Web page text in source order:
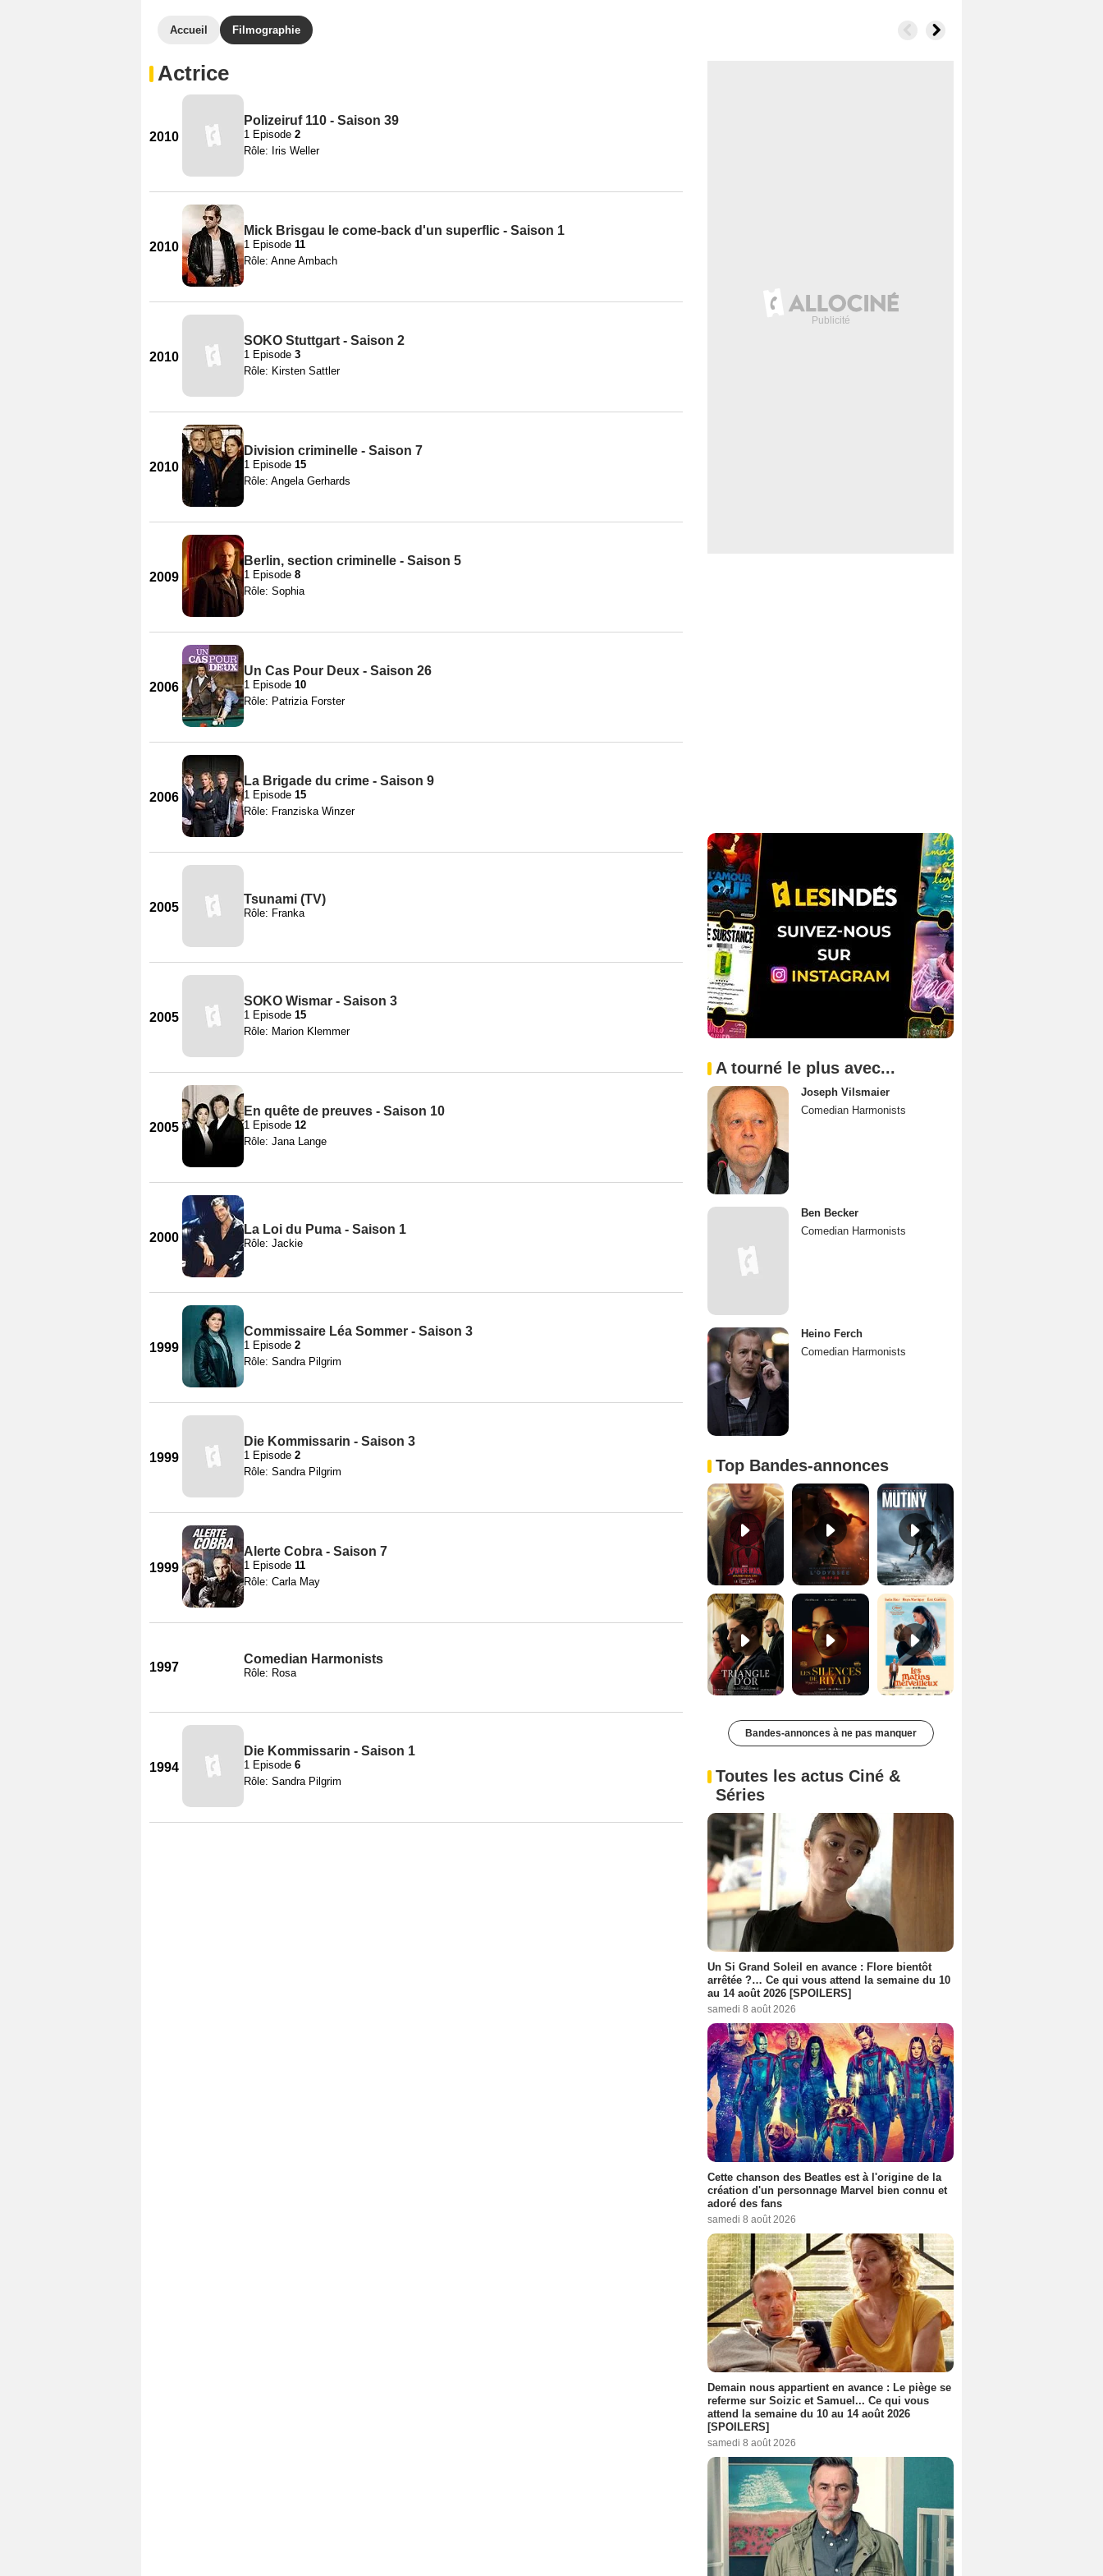
Accueil Filmographie
Actrice
2010
Polizeiruf 110 - Saison 39
1 Episode 2
Rôle: Iris Weller
2010
Mick Brisgau le come-back d'un superflic - Saison 1
1 Episode 11
Rôle: Anne Ambach
2010
SOKO Stuttgart - Saison 2
1 Episode 3
Rôle: Kirsten Sattler
2010
Division criminelle - Saison 7
1 Episode 15
Rôle: Angela Gerhards
2009
Berlin, section criminelle - Saison 5
1 Episode 8
Rôle: Sophia
2006
Un Cas Pour Deux - Saison 26
1 Episode 10
Rôle: Patrizia Forster
2006
La Brigade du crime - Saison 9
1 Episode 15
Rôle: Franziska Winzer
2005
Tsunami (TV)
Rôle: Franka
2005
SOKO Wismar - Saison 3
1 Episode 15
Rôle: Marion Klemmer
2005
En quête de preuves - Saison 10
1 Episode 12
Rôle: Jana Lange
2000
La Loi du Puma - Saison 1
Rôle: Jackie
1999
Commissaire Léa Sommer - Saison 3
1 Episode 2
Rôle: Sandra Pilgrim
1999
Die Kommissarin - Saison 3
1 Episode 2
Rôle: Sandra Pilgrim
1999
Alerte Cobra - Saison 7
1 Episode 11
Rôle: Carla May
1997
Comedian Harmonists
Rôle: Rosa
1994
Die Kommissarin - Saison 1
1 Episode 6
Rôle: Sandra Pilgrim
A tourné le plus avec...
Joseph Vilsmaier
Comedian Harmonists
Ben Becker
Comedian Harmonists
Heino Ferch
Comedian Harmonists
Top Bandes-annonces
Spider-Man: Brand New Day Bande-annonce VO STFR L'Odyssée Bande-annonce VO STFR
Les Silences de Riyad Bande-annonce VO STFR Les Matins merveilleux Bande-annonce VF
Bandes-annonces à ne pas manquer
Toutes les actus Ciné &
Séries
Un Si Grand Soleil en avance : Flore bientôt
arrêtée ?… Ce qui vous attend la semaine du 10
au 14 août 2026 [SPOILERS]
samedi 8 août 2026
Cette chanson des Beatles est à l'origine de la
création d'un personnage Marvel bien connu et
adoré des fans
samedi 8 août 2026
Demain nous appartient en avance : Le piège se
referme sur Soizic et Samuel... Ce qui vous
attend la semaine du 10 au 14 août 2026
[SPOILERS]
samedi 8 août 2026